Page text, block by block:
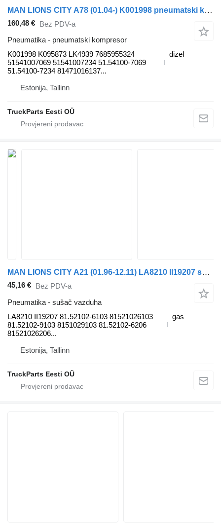
MAN LIONS CITY A78 (01.04-) K001998 pneumatski kompresor za MAN Lion's bus (1991-) autobusa
160,48 € Bez PDV-a
Pneumatika - pneumatski kompresor
K001998 K095873 LK4939 7685955324
51541007069 51541007234 51.54100-7069
51.54100-7234 81471016137...
dizel
Estonija, Tallinn
TruckParts Eesti OÜ
MAN LIONS CITY A21 (01.96-12.11) LA8210 II19207 sušač vazduha za MAN Lion's bus (1991-) autobusa
45,16 € Bez PDV-a
Pneumatika - sušač vazduha
LA8210 II19207 81.52102-6103 81521026103
81.52102-9103 8151029103 81.52102-6206
81521026206...
gas
Estonija, Tallinn
TruckParts Eesti OÜ